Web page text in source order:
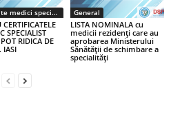
Certificate medici specialiști / primari
CERTIFICATELE
SPECIALIST
POT RIDICA DE
IASI
General
LISTA NOMINALA cu
medicii rezidenţi care au
aprobarea Ministerului
Sănătăţii de schimbare a
specialităţi